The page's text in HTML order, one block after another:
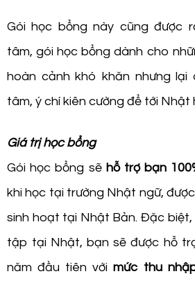
Gói học bổng này cũng được
tâm, gói học bổng dành cho
hoàn cảnh khó khăn nhưng
tâm, ý chí kiên cường để tới Nhật
Giá trị học bổng
Gói học bổng sẽ hỗ trợ bạn
khi học tại trường Nhật ngữ,
sinh hoạt tại Nhật Bản. Đặc
tập tại Nhật, bạn sẽ được hỗ
năm đầu tiên vớimức thu